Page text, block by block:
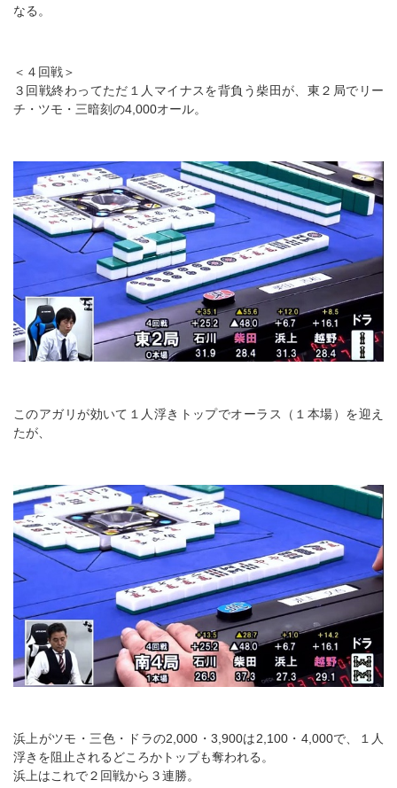
なる。
＜４回戦＞
３回戦終わってただ１人マイナスを背負う柴田が、東２局でリー
チ・ツモ・三暗刻の4,000オール。
このアガリが効いて１人浮きトップでオーラス（１本場）を迎え
たが、
浜上がツモ・三色・ドラの2,000・3,900は2,100・4,000で、１人
浮きを阻止されるどころかトップも奪われる。
浜上はこれで２回戦から３連勝。